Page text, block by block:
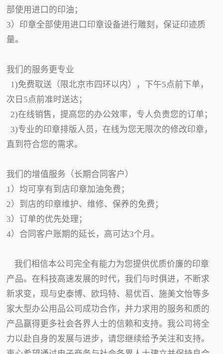
部使用进口的印油；
3）印章全部使用进口印章设备进行雕刻，保证印迹质
量。
我们的服务更专业
1)免费取送（限北京市四环以内），下午5点前下单，
次日5点前准时送达；
2)在线销售，提高您的办公效率，专人负责您的订单；
3)专业的印章排版人员，在线为您无限次的修改印章，
直到符合您的需求。
我们的增值服务（长期合同客户）
1）均可享有到店印章加油免费；
2）到店的印章维护、维修、保养的免费；
3）订单的优先处理；
4）合同客户账期的延长，高可达3个月。
我们相信本公司完全有能力为您提供优质价廉的印章
产品。在科技高速发展的时代，我们与时俱进，不断求
新求变，现与史泰博、欧玛特、易优百、施美文怡等多
家大型办公用品公司成功合作，并力求用的服务和质的
产品赢得更多社会各界人士的信赖和支持。我公司将全
力以赴自身的发展与进步，请您继续给予关注和支持。